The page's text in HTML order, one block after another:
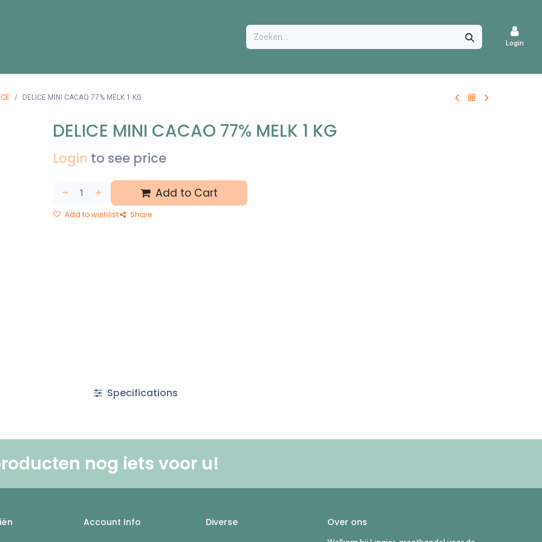
VACATURES
Login
DELICE MINI CACAO 77% MELK 1 KG
DELICE MINI CACAO 77% MELK 1 KG
Login to see price
Add to Cart
Add to wishlist Share
Specifications
nog iets voor u!
Account Info Diverse Over ons